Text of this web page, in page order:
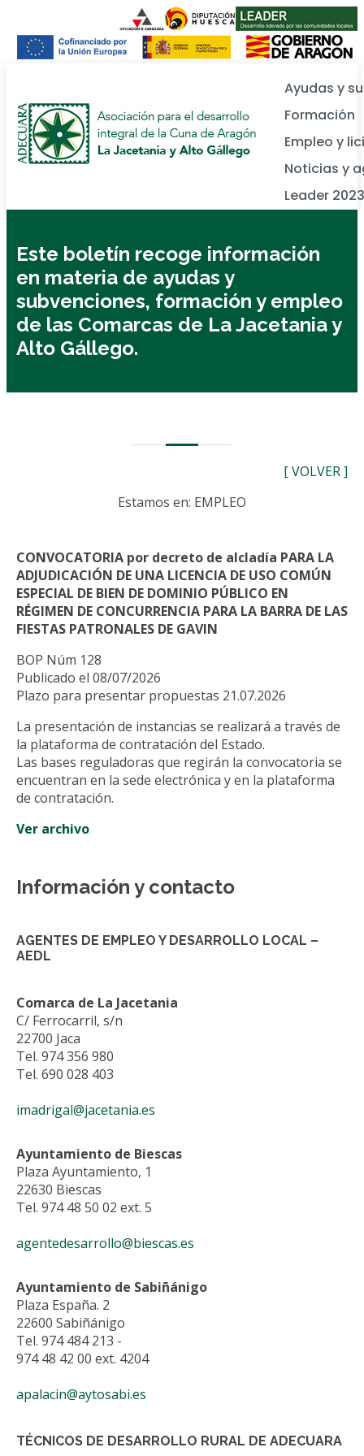
Ayudas y
Formación
Empleo y
Noticias y
Leader
Este boletín recoge información
en materia de ayudas y
subvenciones, formación y empleo
de las Comarcas de La Jacetania y
Alto Gállego.
[ VOLVER ]
Estamos en: EMPLEO
CONVOCATORIA por decreto de alcladía PARA LA
ADJUDICACIÓN DE UNA LICENCIA DE USO COMÚN
ESPECIAL DE BIEN DE DOMINIO PÚBLICO EN
RÉGIMEN DE CONCURRENCIA PARA LA BARRA DE LAS
FIESTAS PATRONALES DE GAVIN
BOP Núm 128
Publicado el 08/07/2026
Plazo para presentar propuestas 21.07.2026
La presentación de instancias se realizará a través de
la plataforma de contratación del Estado.
Las bases reguladoras que regirán la convocatoria se
encuentran en la sede electrónica y en la plataforma
de contratación.
Ver archivo
Información y contacto
AGENTES DE EMPLEO Y DESARROLLO LOCAL –
AEDL
Comarca de La Jacetania
C/ Ferrocarril, s/n
22700 Jaca
Tel. 974 356 980
Tel. 690 028 403
imadrigal@jacetania.es
Ayuntamiento de Biescas
Plaza Ayuntamiento, 1
22630 Biescas
Tel. 974 48 50 02 ext. 5
agentedesarrollo@biescas.es
Ayuntamiento de Sabiñánigo
Plaza España. 2
22600 Sabiñánigo
Tel. 974 484 213 -
974 48 42 00 ext. 4204
apalacin@aytosabi.es
TÉCNICOS DE DESARROLLO RURAL DE ADECUARA